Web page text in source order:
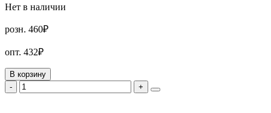
Нет в наличии
розн. 460₽
опт. 432₽
В корзину
-
+